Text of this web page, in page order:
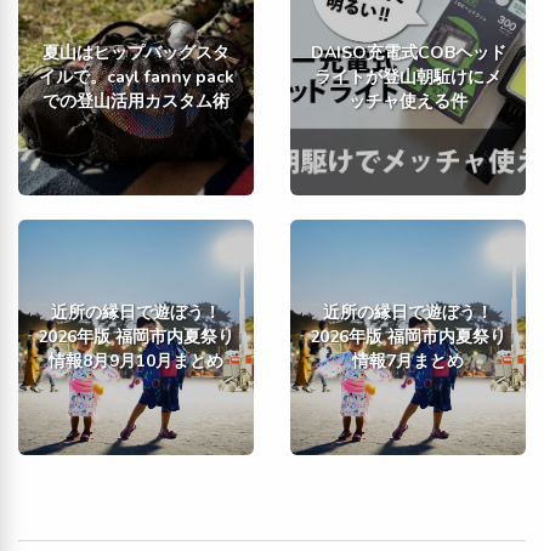
夏山はヒップバッグスタ
イルで。cayl fanny pack
での登山活用カスタム術
DAISO充電式COBヘッド
ライトが登山朝駈けにメ
ッチャ使える件
近所の縁日で遊ぼう！
2026年版 福岡市内夏祭り
情報8月9月10月まとめ
近所の縁日で遊ぼう！
2026年版 福岡市内夏祭り
情報7月まとめ